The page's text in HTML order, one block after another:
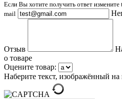
Если Вы хотите получить ответ
mail
Отзыв
о товаре
Оцените товар:
Наберите текст, изображённый на